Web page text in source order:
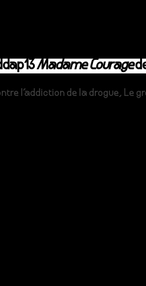
Madame Courage
l'addiction de la drogue, Le